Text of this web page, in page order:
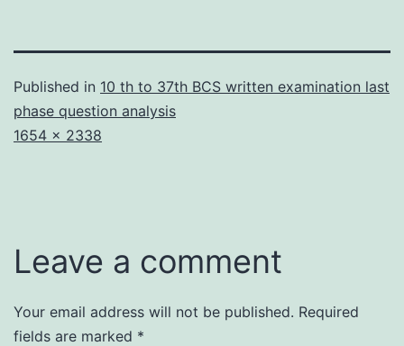
Published in 10 th to 37th BCS written examination last
phase question analysis
Full
1654 × 2338
Leave a comment
Your email address will not be published. Required
fields are marked *